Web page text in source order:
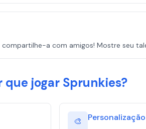
a com amigos! Mostre seu
que jogar Sprunkies?
🎨